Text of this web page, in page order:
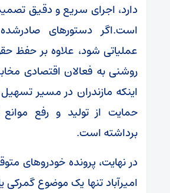
دارد، اجرای سریع و دقیق
است.اگر دستورهای
عملیاتی شود، علاوه بر حفظ
روشنی به فعالان اقتصادی
اینکه مازندران در مسیر
حمایت از تولید و رفع
برداشته است.
در نهایت، پرونده خودروهای
امیرآباد تنها یک موضوع گمرکی